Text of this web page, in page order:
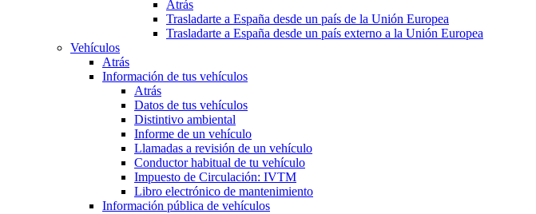
Atrás
Trasladarte a España desde un país de la Unión Europea
Trasladarte a España desde un país externo a la Unión Europea
Vehículos
Atrás
Información de tus vehículos
Atrás
Datos de tus vehículos
Distintivo ambiental
Informe de un vehículo
Llamadas a revisión de un vehículo
Conductor habitual de tu vehículo
Impuesto de Circulación: IVTM
Libro electrónico de mantenimiento
Información pública de vehículos